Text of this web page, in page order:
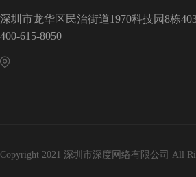
深圳市龙华区民治街道1970科技园8栋
400-615-8050
Copyright 2021 深圳市深度网络有限公司 All